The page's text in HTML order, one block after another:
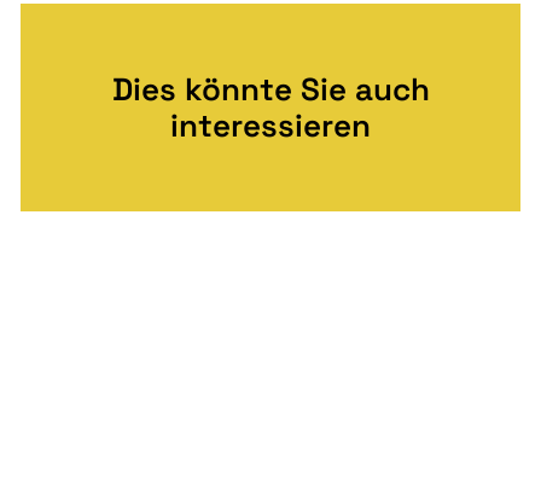
Dies könnte Sie auch
interessieren